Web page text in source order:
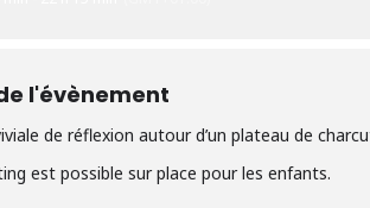
l'évènement
de réflexion autour d’un plateau de
est possible sur place pour les enfants.